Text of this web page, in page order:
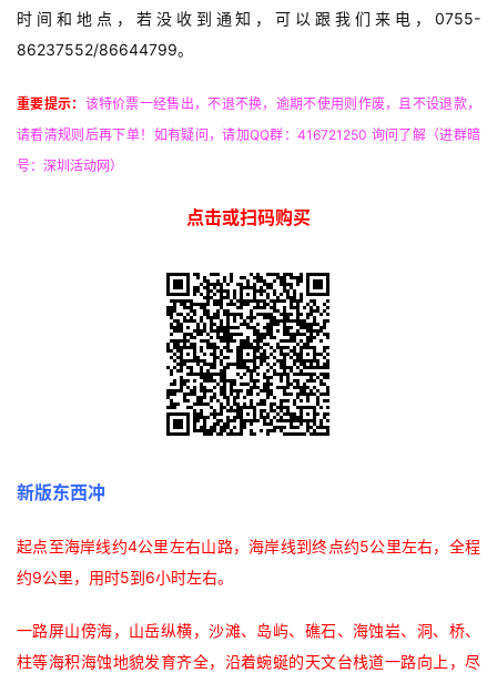
时间和地点，若没收到通知，可以跟我们来电，0755-
86237552/86644799。
重要提示： 该特价票一经售出，不退不换，逾期不使用则作废，且不设退款，
请看清规则后再下单！ 如有疑问，请加QQ群：416721250 询问了解（进群暗
号：深圳活动网）
点击或扫码购买
新版东西冲
起点至海岸线约4公里左右山路，海岸线到终点约5公里左右，全程
约9公里，用时5到6小时左右。
一路屏山傍海，山岳纵横，沙滩、岛屿、礁石、海蚀岩、洞、桥、
柱等海积海蚀地貌发育齐全，沿着蜿蜒的天文台栈道一路向上，尽